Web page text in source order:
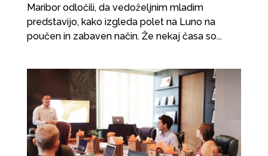
Maribor odločili, da vedoželjnim mladim
predstavijo, kako izgleda polet na Luno na
poučen in zabaven način. Že nekaj časa so...